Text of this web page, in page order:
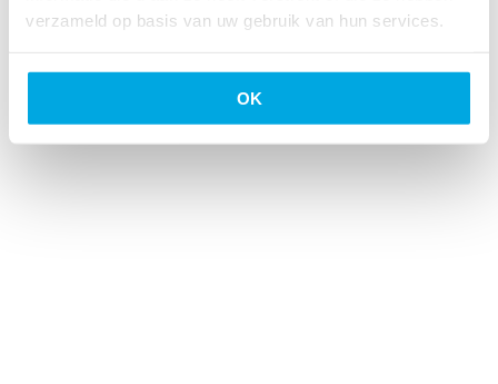
verzameld op basis van uw gebruik van hun services.
OK
non metus auctor fringilla.
Copyright Intres BV • All Rights Reserved